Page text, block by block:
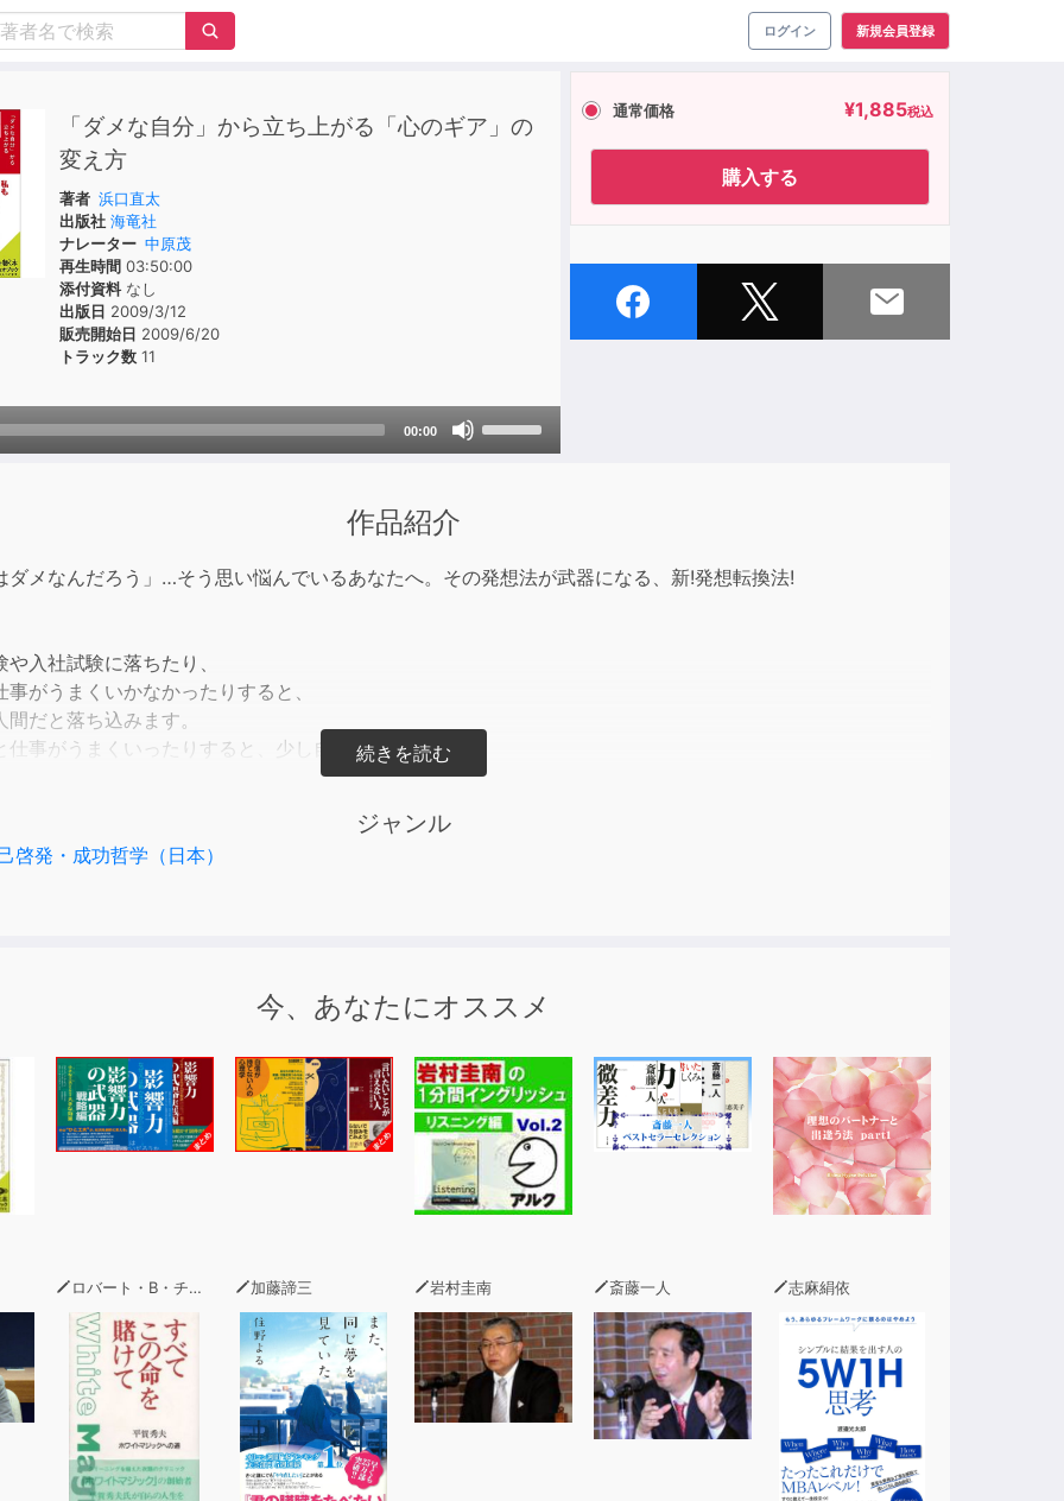
ログイン 新規会員登録
「ダメな自分」から立ち上がる「心のギア」の
変え方
著者 浜口直太
出版社 海竜社
ナレーター 中原茂
再生時間 03:50:00
添付資料なし
出版日 2009/3/12
販売開始日 2009/6/20
トラック数 11
00:00
or
通常価格 ¥1,885税込
購入する
作品紹介
ダメなんだろう」…そう思い悩んでいるあなたへ。その発想法が武器になる、新!発想転換法!
入社試験に落ちたり、
がうまくいかなかったりすると、
だと落ち込みます。
仕事がうまくいったりすると、少し自惚れたり……。
も若いときは、「自分はダメ人間だ」と思い込んでいました。
が読者・聴者の心を芯から鼓舞すること請け合いです。
))をオーディオ化したものです。(C)2007、Naota Hamaguchi
ジャンル
啓発・成功哲学（日本）
今、あなたにオススメ
ロバート・B・チャルディーニ 加藤諦三 岩村圭南 斎藤一人 志麻絹依